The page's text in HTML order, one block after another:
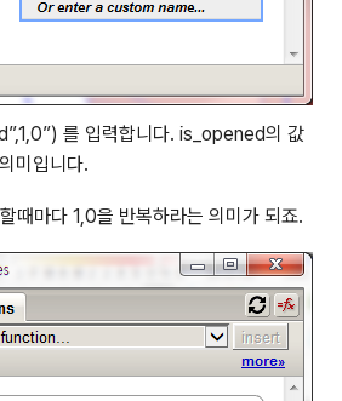
를 입력합니다. is_opened의 값
미입니다.
때마다 1,0을 반복하라는 의미가 되죠.